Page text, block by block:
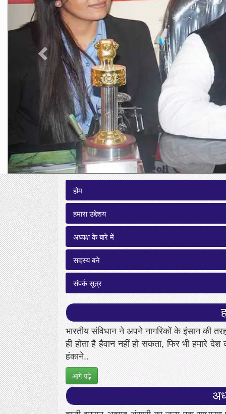
होम
हमारा उद्देशय
अध्यक्ष के बारे में
सदस्य बने
संपर्क सूत्र
भारतीय संविधान ने अपने नागरिकों के इंसान की
ही होता है हैवान नहीं हो सकता, फिर भी हमारे
हंकाने..
आगे पढ़े